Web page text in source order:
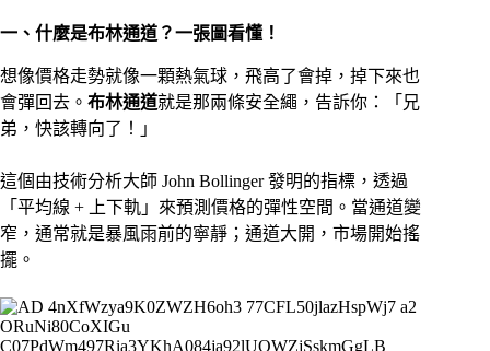
一、什麼是布林通道？一張圖看懂！
想像價格走勢就像一顆熱氣球，飛高了會掉，掉下來也
會彈回去。 布林通道就是那兩條安全繩，告訴你：「兄
弟，快該轉向了！」
這個由技術分析大師 John Bollinger 發明的指標，透過
「平均線 + 上下軌」來預測價格的彈性空間。當通道變
窄，通常就是暴風雨前的寧靜；通道大開，市場開始搖
擺。